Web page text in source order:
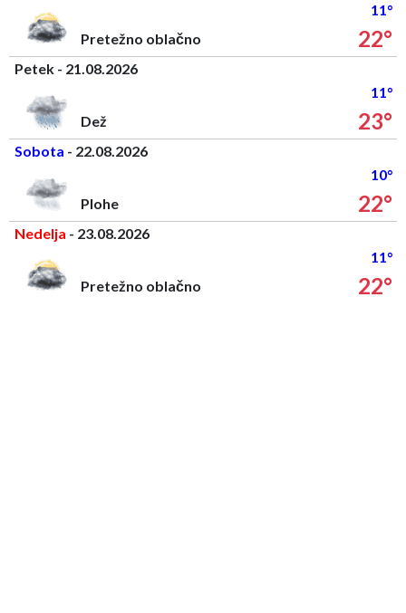
11°
Pretežno oblačno
22°
Petek - 21.08.2026
11°
Dež
23°
Sobota - 22.08.2026
10°
Plohe
22°
Nedelja - 23.08.2026
11°
Pretežno oblačno
22°